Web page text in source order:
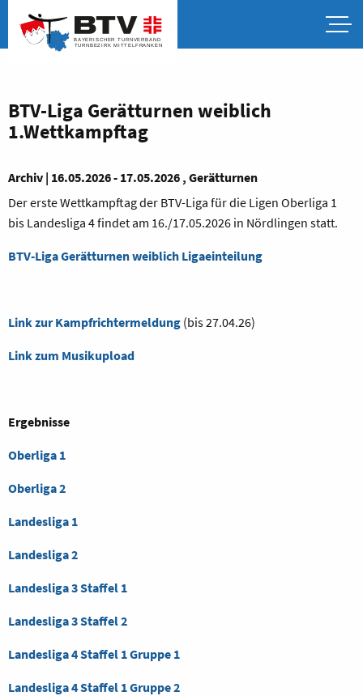
BTV-Liga Gerätturnen weiblich
1.Wettkampftag
Archiv | 16.05.2026 - 17.05.2026 , Gerätturnen
Der erste Wettkampftag der BTV-Liga für die Ligen Oberliga 1
bis Landesliga 4 findet am 16./17.05.2026 in Nördlingen statt.
BTV-Liga Gerätturnen weiblich Ligaeinteilung
Link zur Kampfrichtermeldung (bis 27.04.26)
Link zum Musikupload
Ergebnisse
Oberliga 1
Oberliga 2
Landesliga 1
Landesliga 2
Landesliga 3 Staffel 1
Landesliga 3 Staffel 2
Landesliga 4 Staffel 1 Gruppe 1
Landesliga 4 Staffel 1 Gruppe 2